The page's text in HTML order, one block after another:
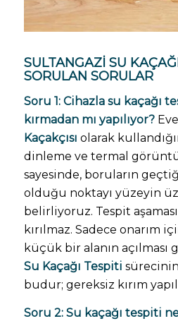
SULTANGAZI SU
SORULAN SORULAR
Soru 1: Cihazla su kaçağı
kırmadan mı yapılıyor?
Kaçakçısı olarak
dinleme ve termal
sayesinde, boruların
olduğu noktayı yüzeyin
belirliyoruz. Tespit
kırılmaz. Sadece onarım
küçük bir alanın açılması
Su Kaçağı Tespiti
budur; gereksiz kırım
Soru 2: Su kaçağı tespiti